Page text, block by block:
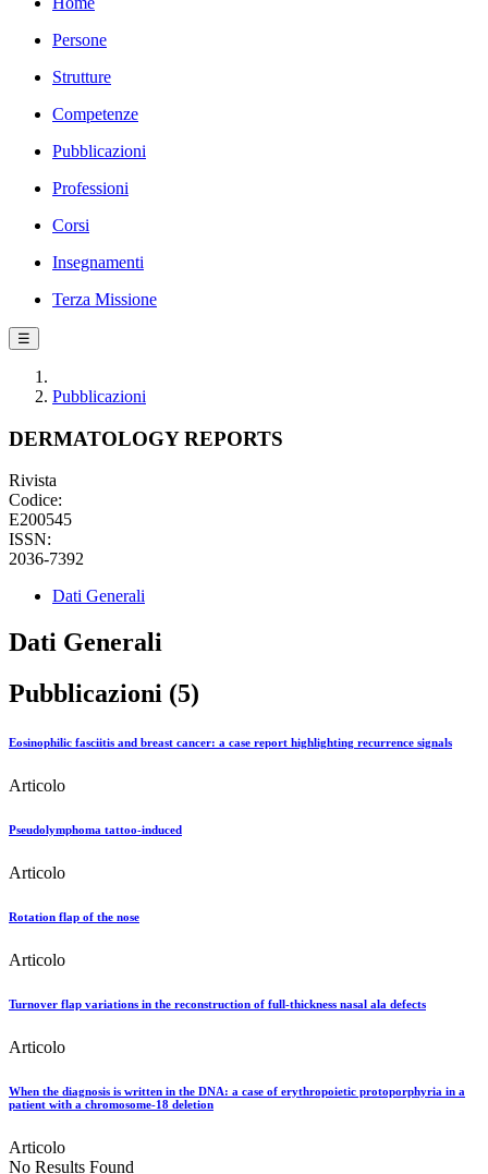
Persone
Strutture
Competenze
Pubblicazioni
Professioni
Corsi
Insegnamenti
Terza Missione
☰
Pubblicazioni
DERMATOLOGY REPORTS
Rivista
Codice:
E200545
ISSN:
2036-7392
Dati Generali
Dati Generali
Pubblicazioni (5)
Eosinophilic fasciitis and breast cancer: a case report highlighting recurrence signals
Articolo
Pseudolymphoma tattoo-induced
Articolo
Rotation flap of the nose
Articolo
Turnover flap variations in the reconstruction of full-thickness nasal ala defects
Articolo
When the diagnosis is written in the DNA: a case of erythropoietic protoporphyria in a
patient with a chromosome-18 deletion
Articolo
No Results Found